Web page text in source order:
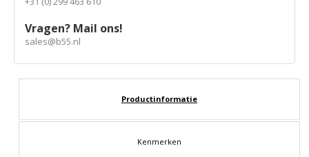
Vragen? Mail ons!
sales@b55.nl
Productinformatie
Kenmerken